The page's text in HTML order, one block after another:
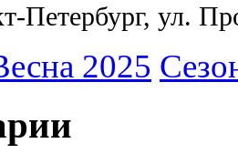
Петербург, ул.
2025